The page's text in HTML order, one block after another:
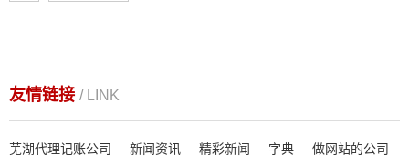
友情链接 / LINK
芜湖代理记账公司 新闻资讯 精彩新闻 字典 做网站的公司